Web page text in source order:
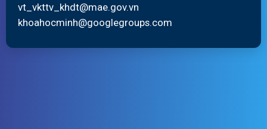
vt_vkttv_khdt@mae.gov.vn
khoahocminh@googlegroups.com